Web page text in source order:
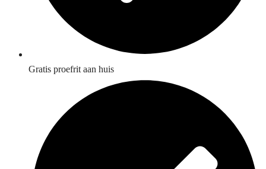
Gratis proefrit aan huis